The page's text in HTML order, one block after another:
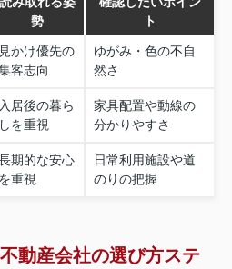
勢
ト
見かけ優先の
客志向
ゆがみ・色の不自
然さ
入居後の暮ら
しを重視
家具配置や動線の
分かりやすさ
期的な安心
を重視
日常利用施設や道
のりの把握
動産会社の選び方ステ